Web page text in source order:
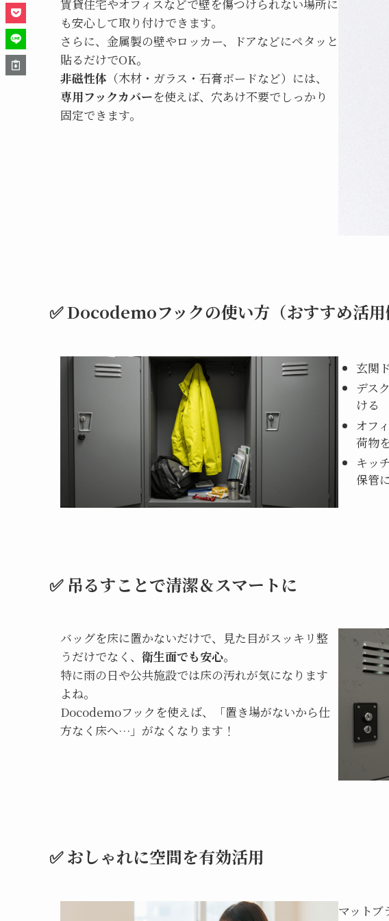
賃貸住宅やオフィスなどで壁を傷つけられない場所に
も安心して取り付けできます。
さらに、金属製の壁やロッカー、ドアなどにペタッと
貼るだけでOK。
非磁性体 （木材・ガラス・石膏ボードなど）には、
専用フックカバーを使えば、穴あけ不要でしっかり
固定できます。
✅ Docodemoフックの使い方（おすすめ活用
玄関
デス
ける
オフ
荷物
キッ
保管
✅ 吊るすことで清潔＆スマートに
バッグを床に置かないだけで、見た目がスッキリ整
うだけでなく、 衛生面でも安心。
特に雨の日や公共施設では床の汚れが気になります
よね。
Docodemoフックを使えば、「置き場がないから仕
方なく床へ…」がなくなります！
✅ おしゃれに空間を有効活用
マットブ